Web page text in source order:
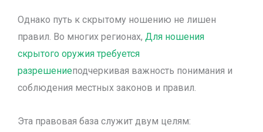
Однако путь к скрытому ношению не лишен
правил. Во многих регионах, Для ношения
скрытого оружия требуется
разрешениеподчеркивая важность понимания и
соблюдения местных законов и правил.
Эта правовая база служит двум целям: